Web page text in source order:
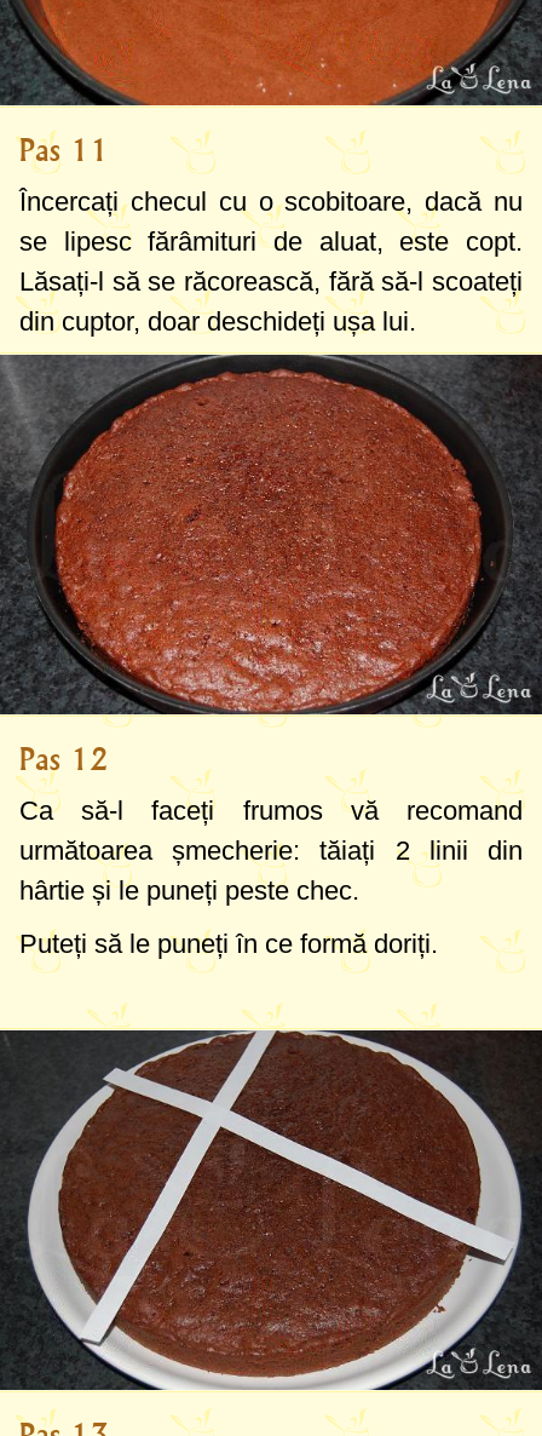
Pas 11
Încercați checul cu o scobitoare, dacă nu
se lipesc fărâmituri de aluat, este copt.
Lăsați-l să se răcorească, fără să-l scoateți
din cuptor, doar deschideți ușa lui.
Pas 12
Ca să-l faceți frumos vă recomand
următoarea șmecherie: tăiați 2 linii din
hârtie și le puneți peste chec.
Puteți să le puneți în ce formă doriți.